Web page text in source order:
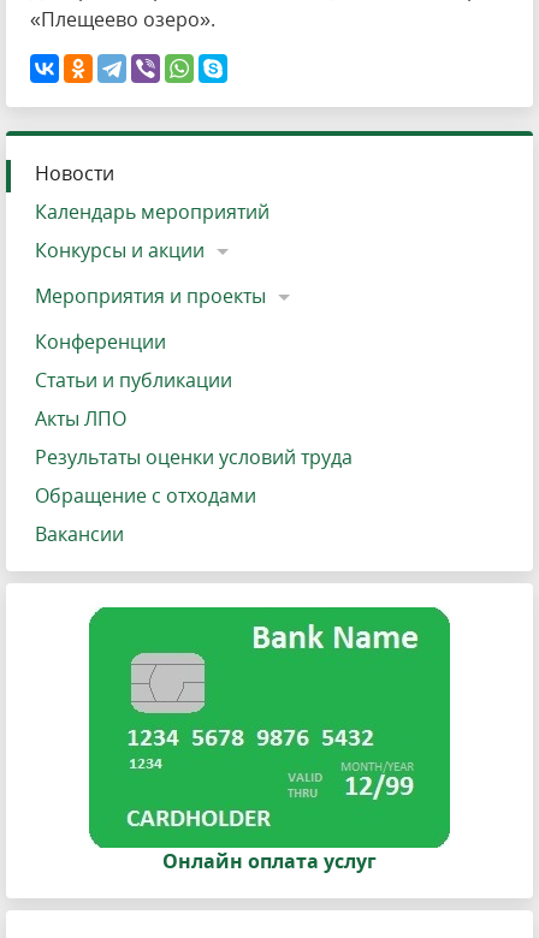
«Плещеево озеро».
Новости
Календарь мероприятий
Конкурсы и акции
Мероприятия и проекты
Конференции
Статьи и публикации
Акты ЛПО
Результаты оценки условий труда
Обращение с отходами
Вакансии
Онлайн оплата услуг